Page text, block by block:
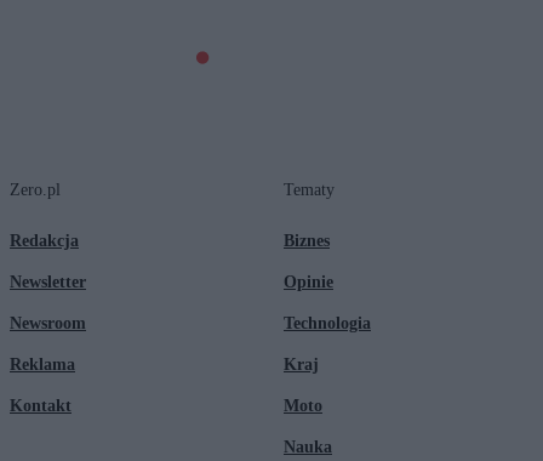
Zero.pl
Redakcja
Newsletter
Newsroom
Reklama
Kontakt
Tematy
Biznes
Opinie
Technologia
Kraj
Moto
Nauka